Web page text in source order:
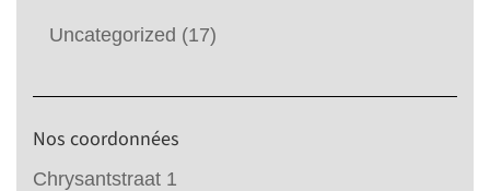
Uncategorized (17)
Nos coordonnées
Chrysantstraat 1